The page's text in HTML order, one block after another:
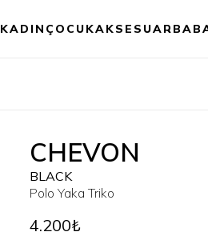
KADIN ÇOCUKAKSESUAR
CHEVON
BLACK
Polo Yaka Triko
4.200₺